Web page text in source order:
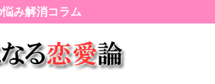
み解消コラム